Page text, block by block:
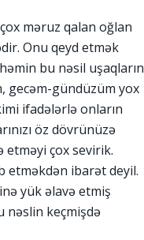
məruz qalan oğlan
Onu qeyd etmək
bu nəsil uşaqların
gecəm-gündüzüm yox
ifadələrlə onların
öz dövrünüzə
çox sevirik.
etməkdən ibarət deyil.
yük əlavə etmiş
nəslin keçmişdə